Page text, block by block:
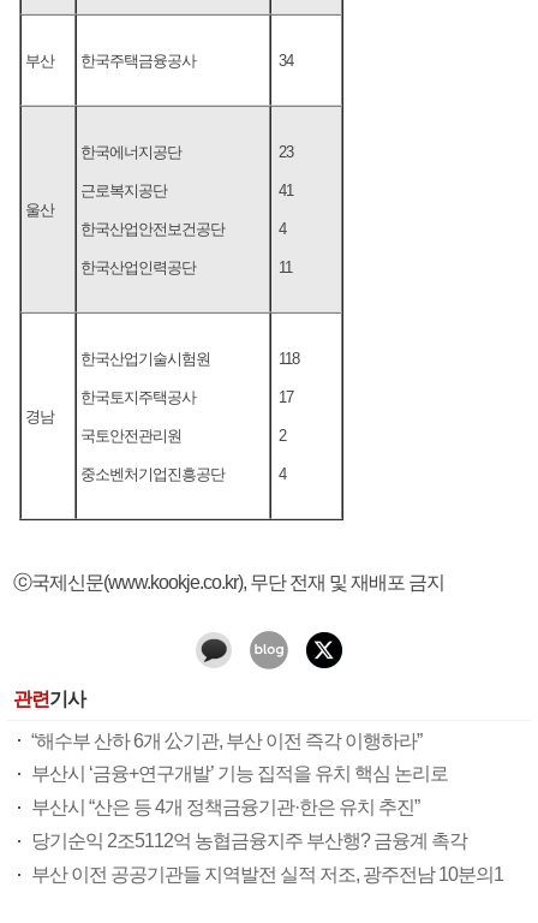
부산 한국주택금융공사 34
울산
한국에너지공단
근로복지공단
한국산업안전보건공단
한국산업인력공단
23
41
4
11
경남
한국산업기술시험원
한국토지주택공사
국토안전관리원
중소벤처기업진흥공단
118
17
2
4
ⓒ국제신문(www.kookje.co.kr), 무단 전재 및 재배포 금지
관련기사
“해수부 산하 6개 公기관, 부산 이전 즉각 이행하라”
부산시 ‘금융+연구개발’ 기능 집적을 유치 핵심 논리로
부산시 “산은 등 4개 정책금융기관·한은 유치 추진”
당기순익 2조5112억 농협금융지주 부산행? 금융계 촉각
부산 이전 공공기관들 지역발전 실적 저조, 광주전남 10분의1